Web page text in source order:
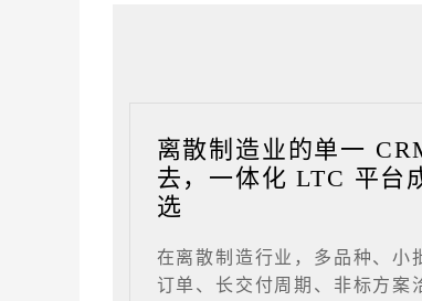
离散制造业的单一
去，一体化 LTC 平台
选
在离散制造行业，多品种、小
订单、长交付周期、非标方案